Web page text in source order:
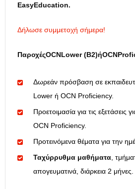
EasyEducation.
Δήλωσε συμμετοχή σήμερα!
ΠαροχέςOCNLower (B2)ή
Δωρεάν πρόσβαση σε
Lower ή OCN Proficiency.
Προετοιμασία για τις εξετάσεις
OCN Proficiency.
Προτεινόμενα θέματα για την
Ταχύρρυθμα μαθήματα ,
απογευματινά, διάρκεια 2 μήνες.